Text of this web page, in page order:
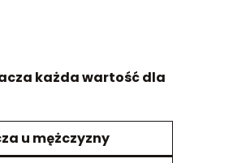
każda wartość dla
u mężczyzny